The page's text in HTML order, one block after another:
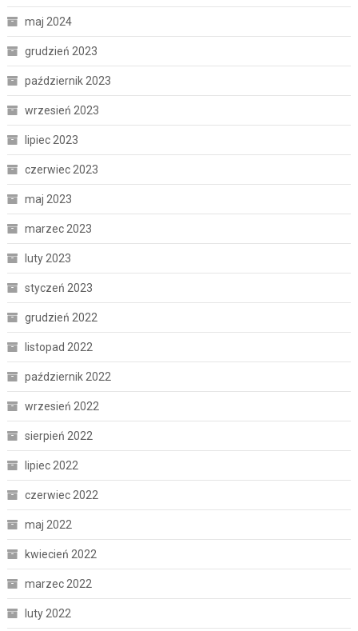
maj 2024
grudzień 2023
październik 2023
wrzesień 2023
lipiec 2023
czerwiec 2023
maj 2023
marzec 2023
luty 2023
styczeń 2023
grudzień 2022
listopad 2022
październik 2022
wrzesień 2022
sierpień 2022
lipiec 2022
czerwiec 2022
maj 2022
kwiecień 2022
marzec 2022
luty 2022